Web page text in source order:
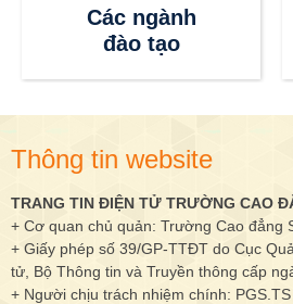
Các ngành
đào tạo
Thông tin website
TRANG TIN ĐIỆN TỬ TRƯỜNG CAO
+ Cơ quan chủ quản: Trường Cao đẳng
+ Giấy phép số 39/GP-TTĐT do Cục
tử, Bộ Thông tin và Truyền thông cấp
+ Người chịu trách nhiệm chính: